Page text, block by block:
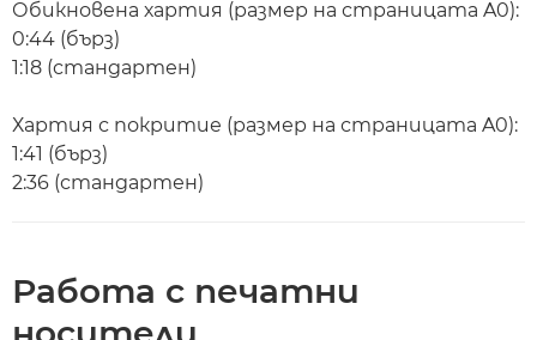
Обикновена хартия (размер на страницата A0):
0:44 (бърз)
1:18 (стандартен)
Хартия с покритие (размер на страницата A0):
1:41 (бърз)
2:36 (стандартен)
Работа с печатни